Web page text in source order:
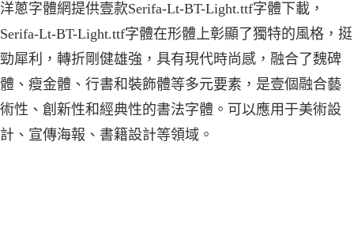
洋蔥字體網提供壹款Serifa-Lt-BT-Light.ttf字體下載，
Serifa-Lt-BT-Light.ttf字體在形體上彰顯了獨特的風格，挺
勁犀利，轉折剛健雄強，具有現代時尚感，融合了魏碑
體、瘦金體、行書和裝飾體等多元要素，是壹個融合藝
術性、創新性和經典性的書法字體。可以應用于美術設
計、宣傳海報、書籍設計等領域。